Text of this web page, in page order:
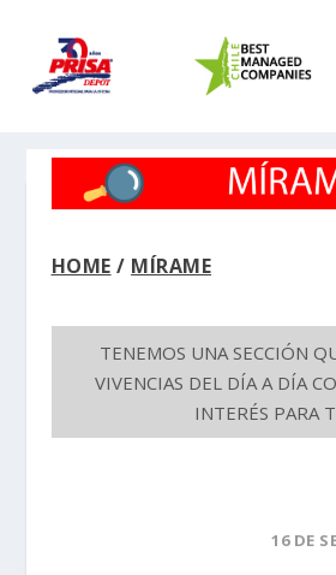
HOME / MÍRAME
TENEMOS UNA SECCIÓN
VIVENCIAS DEL DÍA A DÍA
INTERÉS PARA
16 DE